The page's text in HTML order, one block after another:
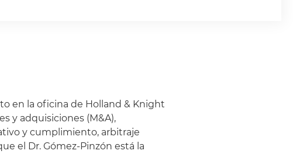
en la oficina de Holland & Knight
y adquisiciones (M&A),
y cumplimiento, arbitraje
el Dr. Gómez-Pinzón está la